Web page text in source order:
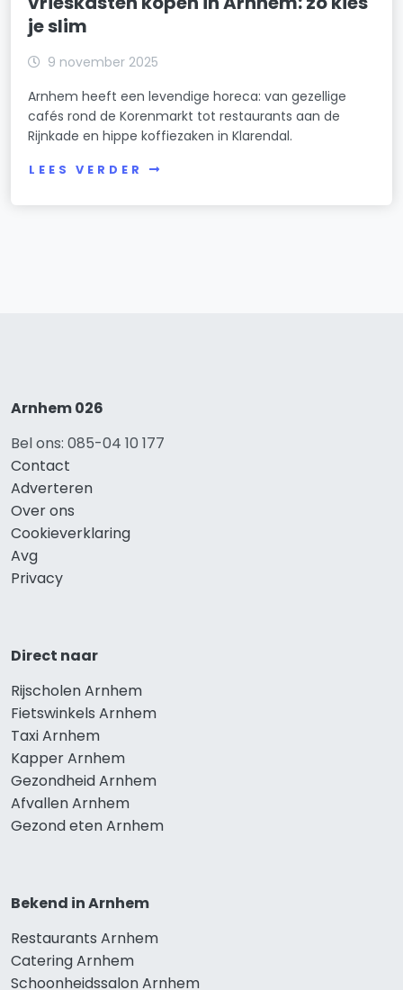
je slim
9 november 2025
Arnhem heeft een levendige horeca: van gezellige
cafés rond de Korenmarkt tot restaurants aan de
Rijnkade en hippe koffiezaken in Klarendal.
LEES VERDER
Arnhem 026
Bel ons: 085-04 10 177
Contact
Adverteren
Over ons
Cookieverklaring
Avg
Privacy
Direct naar
Rijscholen Arnhem
Fietswinkels Arnhem
Taxi Arnhem
Kapper Arnhem
Gezondheid Arnhem
Afvallen Arnhem
Gezond eten Arnhem
Bekend in Arnhem
Restaurants Arnhem
Catering Arnhem
Schoonheidssalon Arnhem